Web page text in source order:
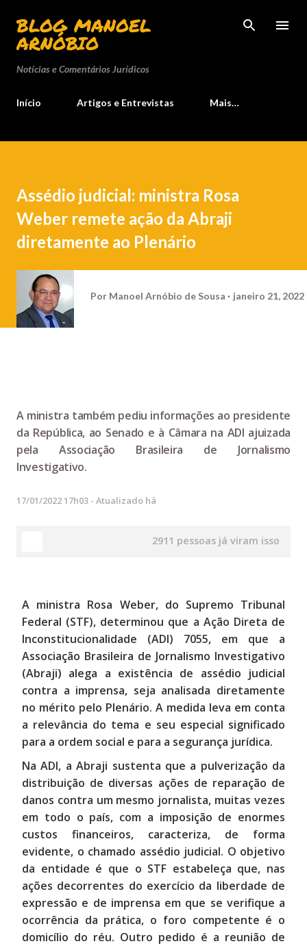
Pular para o conteúdo principal
BLOG MANOEL
ARNÓBIO
Notícias e Comentários Jurídicos
Início Artigos e Entrevistas Mais…
Assédio judicial: ministra Rosa
Weber remete ação da Abraji
diretamente ao Plenário
Por Manoel Arnóbio de Sousa janeiro 21, 2022
A ministra também pediu informações ao presidente
da República, ao Senado e à Câmara na ADI ajuizada
pela Associação Brasileira de Jornalismo
Investigativo.
17/01/2022 17h03 - Atualizado há
2911 pessoas já viram isso
A ministra Rosa Weber, do Supremo Tribunal
Federal (STF), determinou que a Ação Direta de
Inconstitucionalidade (ADI) 7055, em que a
Associação Brasileira de Jornalismo Investigativo
(Abraji) alega a existência de assédio judicial
contra a imprensa, seja analisada diretamente
no mérito pelo Plenário. A medida leva em conta
a relevância do tema e seu especial significado
para a ordem social e para a segurança jurídica.
Na ADI, a Abraji sustenta que a pulverização da
distribuição de diversas ações de reparação de
danos contra um mesmo jornalista, muitas vezes
em todo o país, com a imposição de enormes
custos financeiros, caracteriza, de forma
evidente, o chamado assédio judicial. O objetivo
da entidade é que o STF estabeleça que, nas
ações decorrentes do exercício da liberdade de
expressão e de imprensa em que se verifique a
ocorrência da prática, o foro competente é o
domicílio do réu. Outro pedido é a reunião de